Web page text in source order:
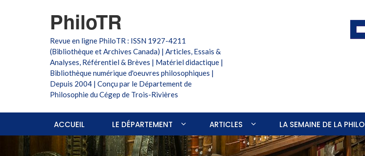
PhiloTR
Revue en ligne PhiloTR : ISSN 1927-4211
(Bibliothèque et Archives Canada) | Articles, Essais &
Analyses, Référentiel & Brèves | Matériel didactique |
Bibliothèque numérique d'oeuvres philosophiques |
Depuis 2004 | Conçu par le Département de
Philosophie du Cégep de Trois-Rivières
ACCUEIL LE DÉPARTEMENT ARTICLES LA SEMAINE DE LA PHILO